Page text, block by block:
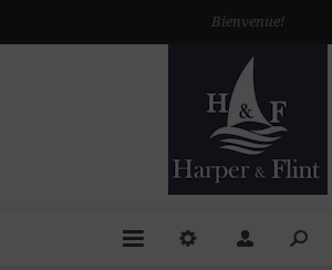
Bienvenue!